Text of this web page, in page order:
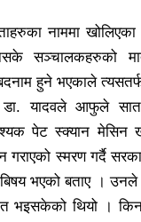
नाममा
सञ्चालकहरुको
हुने भएकाले
डा. यादवले आफुले सात
पेट स्क्यान मेसिन
गराएको स्मरण गर्दै
बिषय भएको बताए ।
भइसकेको थियो । किन